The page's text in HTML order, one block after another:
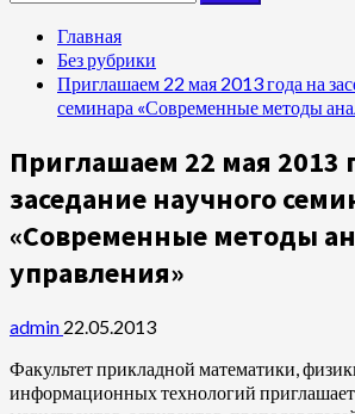
Главная
Без рубрики
Приглашаем 22 мая 2013 года на
семинара «Современные методы
Приглашаем 22 мая 2013
заседание научного
«Современные методы
управления»
admin 22.05.2013
Факультет прикладной математики,
информационных технологий приглашает